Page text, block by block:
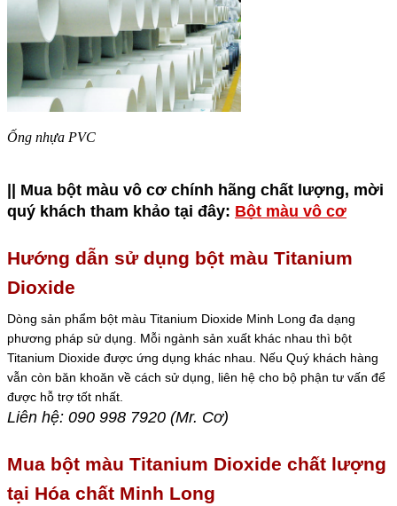
Ống nhựa PVC
|| Mua bột màu vô cơ chính hãng chất lượng, mời
quý khách tham khảo tại đây: Bột màu vô cơ
Hướng dẫn sử dụng bột màu Titanium
Dioxide
Dòng sản phẩm bột màu Titanium Dioxide Minh Long đa dạng
phương pháp sử dụng. Mỗi ngành sản xuất khác nhau thì bột
Titanium Dioxide được ứng dụng khác nhau. Nếu Quý khách hàng
vẫn còn băn khoăn về cách sử dụng, liên hệ cho bộ phận tư vấn để
được hỗ trợ tốt nhất.
Liên hệ: 090 998 7920 (Mr. Cơ)
Mua bột màu Titanium Dioxide chất lượng
tại Hóa chất Minh Long